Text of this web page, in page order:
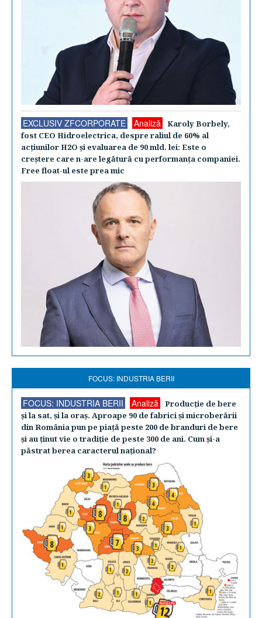
EXCLUSIV ZFCORPORATE Analiză
Karoly Borbely,
fost CEO Hidroelectrica, despre raliul de 60% al
acţiunilor H2O şi evaluarea de 90 mld. lei: Este o
creştere care n-are legătură cu performanţa companiei.
Free float-ul este prea mic
FOCUS: INDUSTRIA BERII
FOCUS: INDUSTRIA BERII Analiză
Producţie de bere
şi la sat, şi la oraş. Aproape 90 de fabrici şi microberării
din România pun pe piaţă peste 200 de branduri de bere
şi au ţinut vie o tradiţie de peste 300 de ani. Cum şi-a
păstrat berea caracterul naţional?